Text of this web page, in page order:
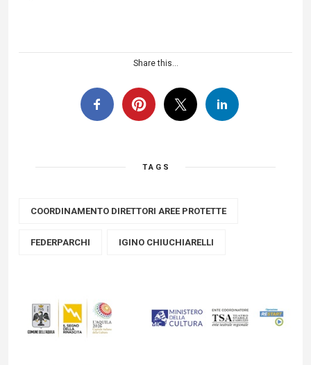
Share this...
TAGS
COORDINAMENTO DIRETTORI AREE PROTETTE
FEDERPARCHI IGINO CHIUCHIARELLI